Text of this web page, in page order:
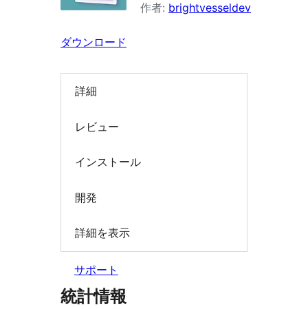
作者: brightvesseldev
ダウンロード
詳細
レビュー
インストール
開発
詳細を表示
サポート
統計情報